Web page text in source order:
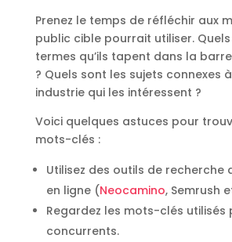
Prenez le temps de réfléchir aux
public cible pourrait utiliser.
termes qu’ils tapent dans la
? Quels sont les sujets connexes
industrie qui les intéressent ?
Voici quelques astuces pour
mots-clés :
Utilisez des outils de recherche
en ligne (Neocamino, Semrush
Regardez les mots-clés utilisés
concurrents.